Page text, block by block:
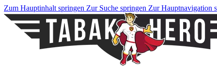
Zum Hauptinhalt springen Zur Suche springen Zur Hauptnavigation